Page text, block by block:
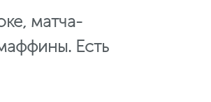
матча-
Есть